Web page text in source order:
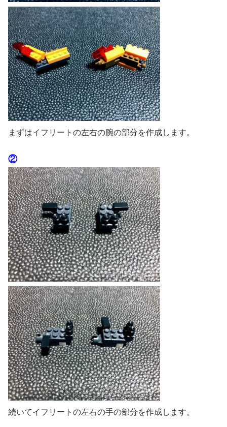
まずはイフリートの左右の腕の部分を作成します。
②
続いてイフリートの左右の手の部分を作成します。